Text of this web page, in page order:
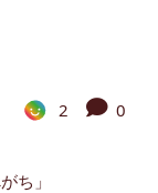
2
0
ち」